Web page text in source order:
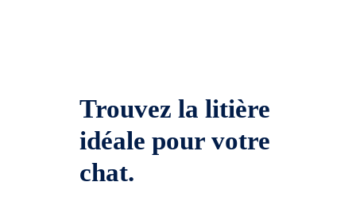
Trouvez la litière
idéale pour votre
chat.